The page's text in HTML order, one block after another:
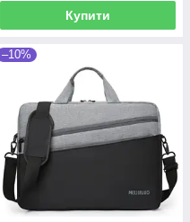
Купити
–10%